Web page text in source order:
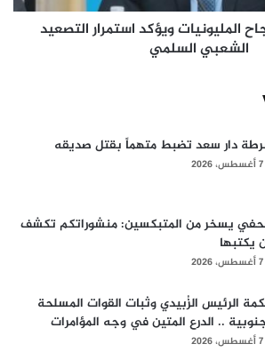
المليونيات ويؤكد استمرار التصعيد
الشعبي السلمي
دار سعد تضبط متهماً بقتل صديقه
7 أغسطس، 2026
يسخر من المتبكسين: منشوراتكم تكشف
يكتبها
7 أغسطس، 2026
الرئيس الزُبيدي وثبات القوات المسلحة
.. الدرع المتين في وجه المؤامرات
7 أغسطس، 2026